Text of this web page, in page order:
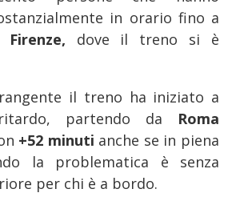
in orario fino a
Firenze, dove il treno si è
il treno ha iniziato a
partendo da Roma
+52 minuti anche se in piena
la problematica è senza
per chi è a bordo.